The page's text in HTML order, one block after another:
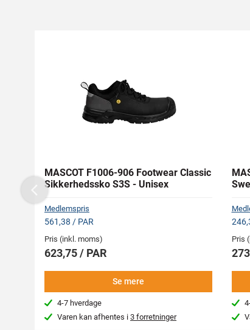
MASCOT F1006-906 Footwear Classic
Sikkerhedssko S3S - Unisex
Medlemspris
561,38 / PAR
Pris (inkl. moms)
623,75 / PAR
Se mere
4-7 hverdage
Varen kan afhentes i3 forretninger
Pris
Previous